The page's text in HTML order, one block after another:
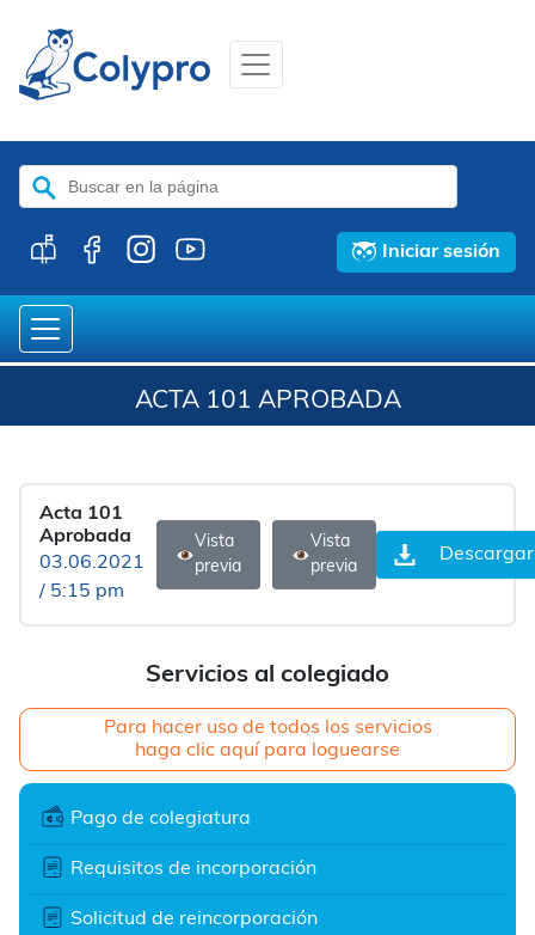
Buscar:
Iniciar sesión
ACTA 101 APROBADA
Servicios al colegiado
Para hacer uso de todos los servicios
haga clic aquí para loguearse
Pago de colegiatura
Requisitos de incorporación
Solicitud de reincorporación
Acta 101
Aprobada
03.06.2021
/ 5:15 pm
Vista
previa
Vista
previa
Descargar